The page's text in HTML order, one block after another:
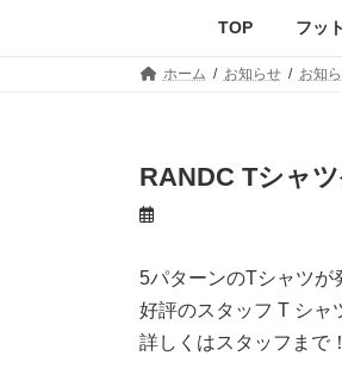
TOP フッ
ホーム お知らせ お知
RANDC Tシャ
5パターンのTシャツが
好評のスタッフ T シャ
詳しくはスタッフまで！